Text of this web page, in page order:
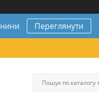
Переглянути